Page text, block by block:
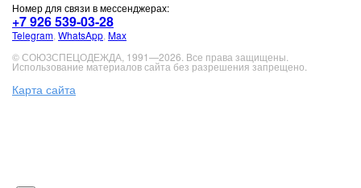
Номер для связи в мессенджерах:
+7 926 539-03-28
Telegram WhatsApp Max
© СОЮЗСПЕЦОДЕЖДА, 1991—2026. Все права защищены.
Использование материалов сайта без разрешения запрещено.
Карта сайта